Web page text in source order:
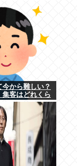
から難しい？
集客はどれくら